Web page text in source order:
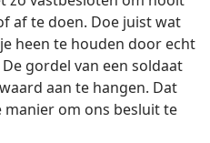
af te doen. Doe juist wat
heen te houden door echt
gordel van een soldaat
aan te hangen. Dat
om ons besluit te